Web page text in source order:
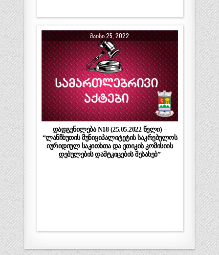
ᲛᲐᲘᲡᲘ 25, 2022
დადგენილება N18 (25.05.2022 წელი) –
“ლანჩხუთის მუნიციპალიტეტის საკრებულოს
იურიდიულ საკითხთა და ეთიკის კომისიის
დებულების დამტკიცების შესახებ”